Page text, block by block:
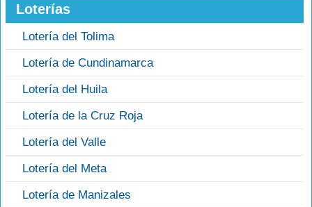
Loterías
Lotería del Tolima
Lotería de Cundinamarca
Lotería del Huila
Lotería de la Cruz Roja
Lotería del Valle
Lotería del Meta
Lotería de Manizales